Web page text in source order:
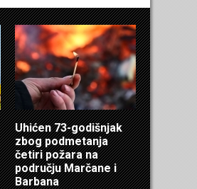
Uhićen 73-godišnjak
zbog podmetanja
četiri požara na
području Marčane i
Barbana